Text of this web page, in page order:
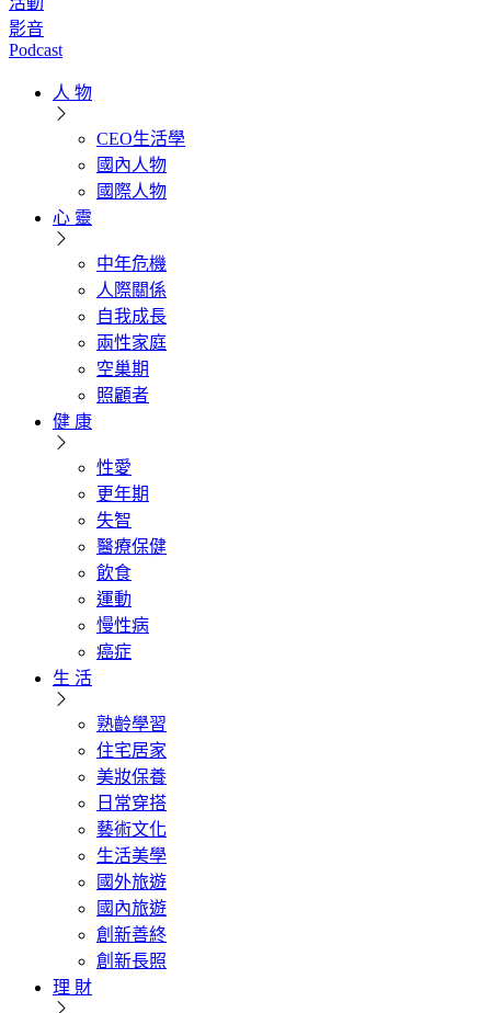
影音
Podcast
人 物
CEO生活學
國內人物
國際人物
心 靈
中年危機
人際關係
自我成長
兩性家庭
空巢期
照顧者
健 康
性愛
更年期
失智
醫療保健
飲食
運動
慢性病
癌症
生 活
熟齡學習
住宅居家
美妝保養
日常穿搭
藝術文化
生活美學
國外旅遊
國內旅遊
創新善終
創新長照
理 財